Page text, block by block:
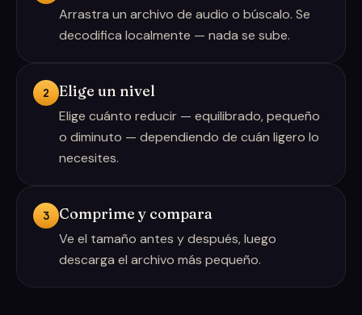
Arrastra un archivo de audio o búscalo. Se
decodifica localmente — nada se sube.
2 Elige un nivel
Elige cuánto reducir — equilibrado, pequeño
o diminuto — dependiendo de cuán ligero lo
necesites.
3 Comprime y compara
Ve el tamaño antes y después, luego
descarga el archivo más pequeño.